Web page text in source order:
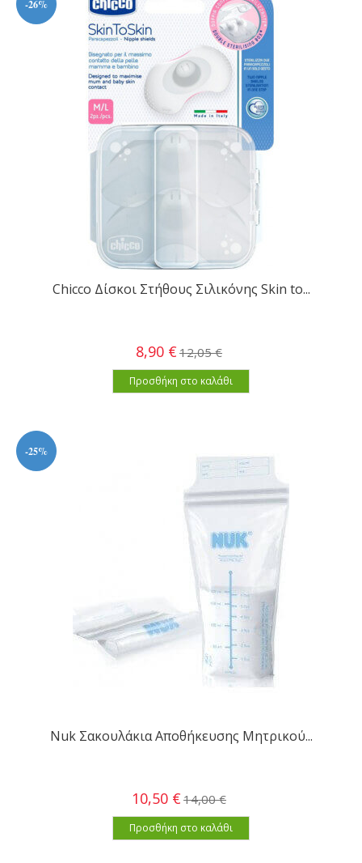
-26%
Chicco Δίσκοι Στήθους Σιλικόνης Skin to...
8,90 € 12,05 €
Προσθήκη στο καλάθι
-25%
Nuk Σακουλάκια Αποθήκευσης Μητρικού...
10,50 € 14,00 €
Προσθήκη στο καλάθι